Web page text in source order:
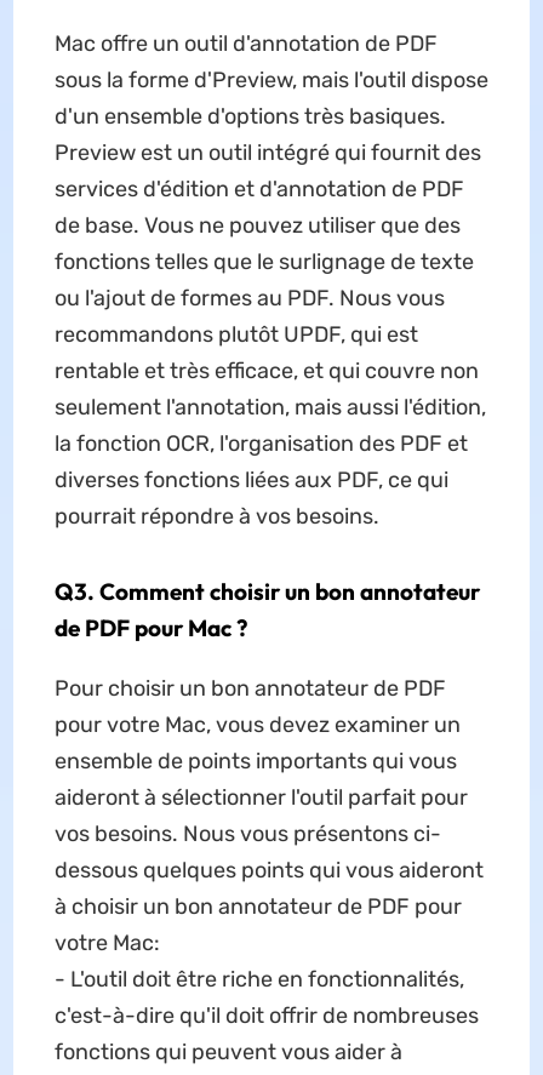
Mac offre un outil d'annotation de PDF
sous la forme d'Preview, mais l'outil dispose
d'un ensemble d'options très basiques.
Preview est un outil intégré qui fournit des
services d'édition et d'annotation de PDF
de base. Vous ne pouvez utiliser que des
fonctions telles que le surlignage de texte
ou l'ajout de formes au PDF. Nous vous
recommandons plutôt UPDF, qui est
rentable et très efficace, et qui couvre non
seulement l'annotation, mais aussi l'édition,
la fonction OCR, l'organisation des PDF et
diverses fonctions liées aux PDF, ce qui
pourrait répondre à vos besoins.
Q3. Comment choisir un bon annotateur
de PDF pour Mac ?
Pour choisir un bon annotateur de PDF
pour votre Mac, vous devez examiner un
ensemble de points importants qui vous
aideront à sélectionner l'outil parfait pour
vos besoins. Nous vous présentons ci-
dessous quelques points qui vous aideront
à choisir un bon annotateur de PDF pour
votre Mac:
- L'outil doit être riche en fonctionnalités,
c'est-à-dire qu'il doit offrir de nombreuses
fonctions qui peuvent vous aider à